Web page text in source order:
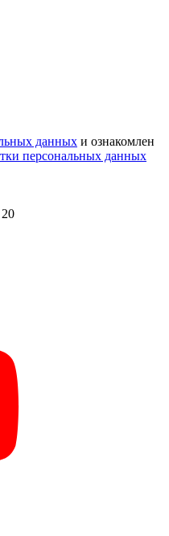
данных и ознакомлен
персональных данных